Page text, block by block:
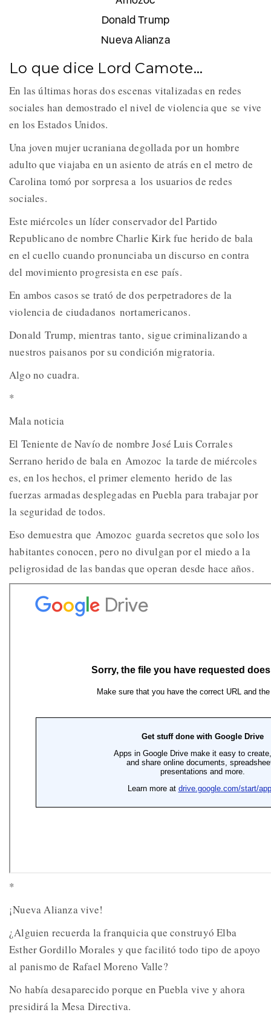
Donald Trump
Nueva Alianza
Lo que dice Lord Camote…
En las últimas horas dos escenas vitalizadas en redes
sociales han demostrado el nivel de violencia que se vive
en los Estados Unidos.
Una joven mujer ucraniana degollada por un hombre
adulto que viajaba en un asiento de atrás en el metro de
Carolina tomó por sorpresa a los usuarios de redes
sociales.
Este miércoles un líder conservador del Partido
Republicano de nombre Charlie Kirk fue herido de bala
en el cuello cuando pronunciaba un discurso en contra
del movimiento progresista en ese país.
En ambos casos se trató de dos perpetradores de la
violencia de ciudadanos nortamericanos.
Donald Trump, mientras tanto, sigue criminalizando a
nuestros paisanos por su condición migratoria.
Algo no cuadra.
*
Mala noticia
El Teniente de Navío de nombre José Luis Corrales
Serrano herido de bala en Amozoc la tarde de miércoles
es, en los hechos, el primer elemento herido de las
fuerzas armadas desplegadas en Puebla para trabajar por
la seguridad de todos.
Eso demuestra que Amozoc guarda secretos que solo los
habitantes conocen, pero no divulgan por el miedo a la
peligrosidad de las bandas que operan desde hace años.
*
¡Nueva Alianza vive!
¿Alguien recuerda la franquicia que construyó Elba
Esther Gordillo Morales y que facilitó todo tipo de apoyo
al panismo de Rafael Moreno Valle?
No había desaparecido porque en Puebla vive y ahora
presidirá la Mesa Directiva.